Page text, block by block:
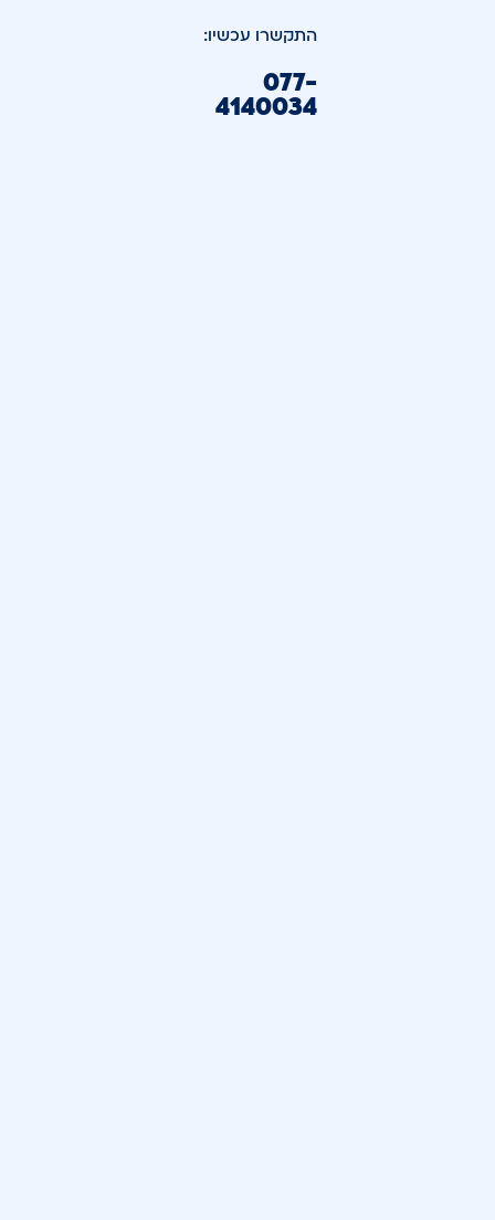
התקשרו עכשיו:
077-
4140034